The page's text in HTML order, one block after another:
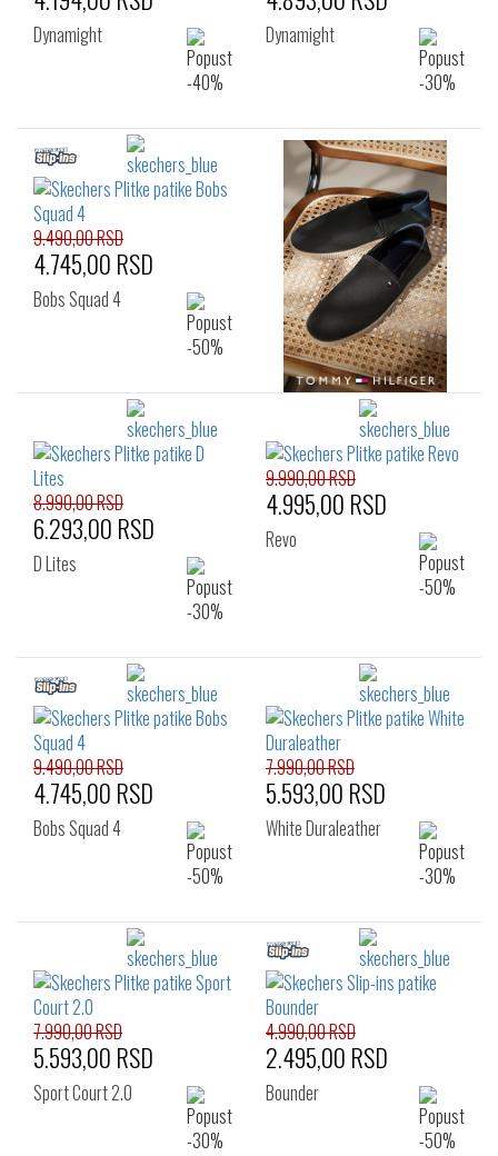
Dynamight Dynamight
9.490,00 RSD
4.745,00 RSD
Bobs Squad 4
8.990,00 RSD
6.293,00 RSD
D Lites
9.990,00 RSD
4.995,00 RSD
Revo
9.490,00 RSD
4.745,00 RSD
Bobs Squad 4
7.990,00 RSD
5.593,00 RSD
White Duraleather
7.990,00 RSD
5.593,00 RSD
Sport Court 2.0
4.990,00 RSD
2.495,00 RSD
Bounder